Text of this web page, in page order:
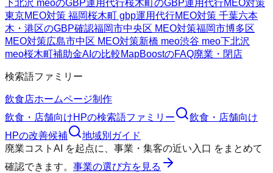
下北沢 meoのGBP運用代行桜木町のGBP運用代行MEO対策
東京MEO対策 福岡桜木町 gbp運用代行MEO対策 千葉六本
木・港区のGBP確認福岡市中央区 MEO対策福岡市博多区
MEO対策広島市中区 MEO対策新橋 meo渋谷 meo下北沢
meo桜木町補助金AIの比較MapBoostのFAQ廃業・閉店
検索語ファミリー
飲食店ホームページ制作
飲食・店舗向けHPの検索語ファミリー
飲食・店舗向け
HPの改善候補
地域別ガイド
廃業コストAI
を起点に、 事業・集客の近い入口 をまとめて
確認できます。 事業の選び方を見る